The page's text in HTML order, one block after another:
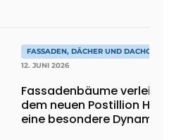
FASSADEN, DÄCHER UND
12. JUNI 2026
Fassadenbäume
dem neuen Postillion
eine besondere Dynamik